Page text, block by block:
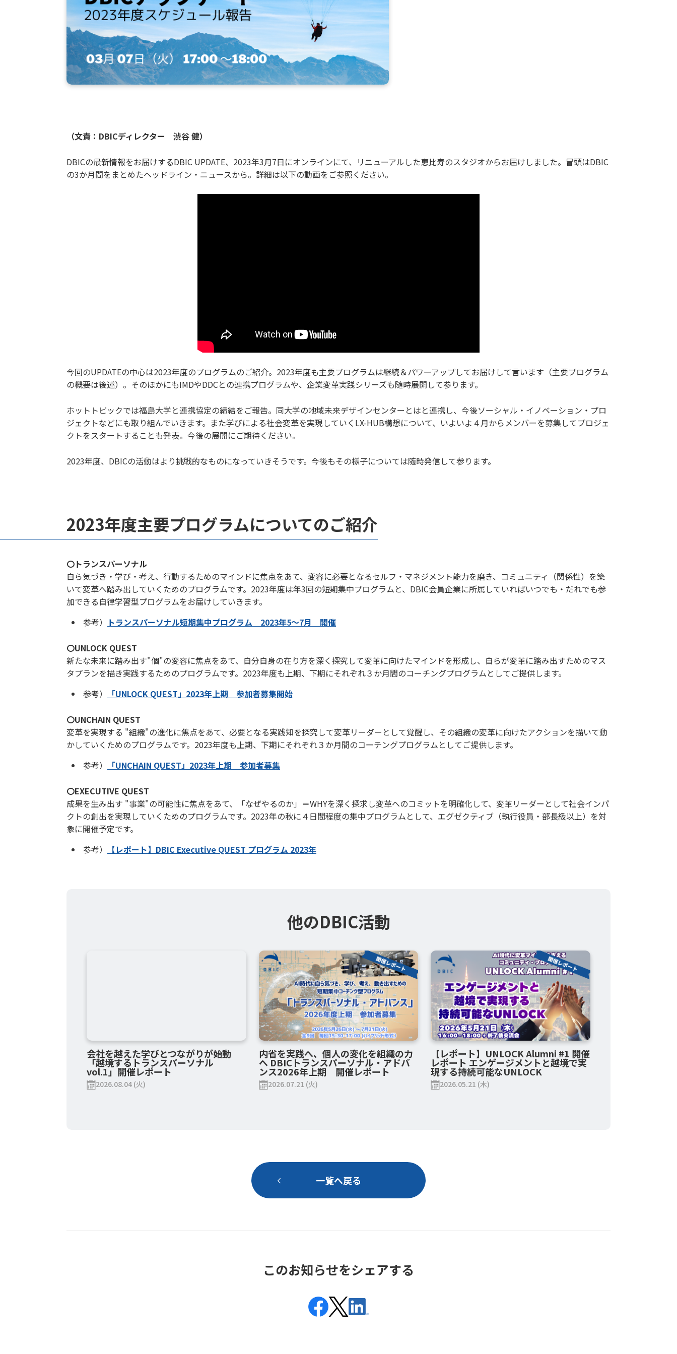
（文責：DBICディレクター 渋谷 健）
DBICの最新情報をお届けするDBIC UPDATE、2023年3月7日にオンラインにて、リニューアルした恵比寿のスタジオからお届けしました。冒頭はDBIC
の3か月間をまとめたヘッドライン・ニュースから。詳細は以下の動画をご参照ください。
今回のUPDATEの中心は2023年度のプログラムのご紹介。2023年度も主要プログラムは継続＆パワーアップしてお届けして言います（主要プログラム
の概要は後述）。そのほかにもIMDやDDCとの連携プログラムや、企業変革実践シリーズも随時展開して参ります。
ホットトピックでは福島大学と連携協定の締結をご報告。同大学の地域未来デザインセンターとはと連携し、今後ソーシャル・イノベーション・プロ
ジェクトなどにも取り組んでいきます。また学びによる社会変革を実現していくLX-HUB構想について、いよいよ４月からメンバーを募集してプロジェ
クトをスタートすることも発表。今後の展開にご期待ください。
2023年度、DBICの活動はより挑戦的なものになっていきそうです。今後もその様子については随時発信して参ります。
2023年度主要プログラムについてのご紹介
〇トランスパーソナル
自ら気づき・学び・考え、行動するためのマインドに焦点をあて、変容に必要となるセルフ・マネジメント能力を磨き、コミュニティ（関係性）を築
いて変革へ踏み出していくためのプログラムです。2023年度は年3回の短期集中プログラムと、DBIC会員企業に所属していればいつでも・だれでも参
加できる自律学習型プログラムをお届けしていきます。
参考）
トランスパーソナル短期集中プログラム 2023年5～7月 開催
〇UNLOCK QUEST
新たな未来に踏み出す"個"の変容に焦点をあて、自分自身の在り方を深く探究して変革に向けたマインドを形成し、自らが変革に踏み出すためのマス
タプランを描き実践するためのプログラムです。2023年度も上期、下期にそれぞれ３か月間のコーチングプログラムとしてご提供します。
参考）
「UNLOCK QUEST」2023年上期 参加者募集開始
〇UNCHAIN QUEST
変革を実現する "組織"の進化に焦点をあて、必要となる実践知を探究して変革リーダーとして覚醒し、その組織の変革に向けたアクションを描いて動
かしていくためのプログラムです。2023年度も上期、下期にそれぞれ３か月間のコーチングプログラムとしてご提供します。
参考）
「UNCHAIN QUEST」2023年上期 参加者募集
〇EXECUTIVE QUEST
成果を生み出す "事業"の可能性に焦点をあて、「なぜやるのか」＝WHYを深く探求し変革へのコミットを明確化して、変革リーダーとして社会インパ
クトの創出を実現していくためのプログラムです。2023年の秋に４日間程度の集中プログラムとして、エグゼクティブ（執行役員・部長級以上）を対
象に開催予定です。
参考）
【レポート】DBIC Executive QUEST プログラム 2023年
他のDBIC活動
会社を越えた学びとつながりが始動
「越境するトランスパーソナル
vol.1」開催レポート
2026.08.04 (火)
内省を実践へ、個人の変化を組織の力
へ DBICトランスパーソナル・アドバ
ンス2026年上期 開催レポート
2026.07.21 (火)
【レポート】UNLOCK Alumni #1 開催
レポート エンゲージメントと越境で実
現する持続可能なUNLOCK
2026.05.21 (木)
一覧へ戻る
このお知らせをシェアする